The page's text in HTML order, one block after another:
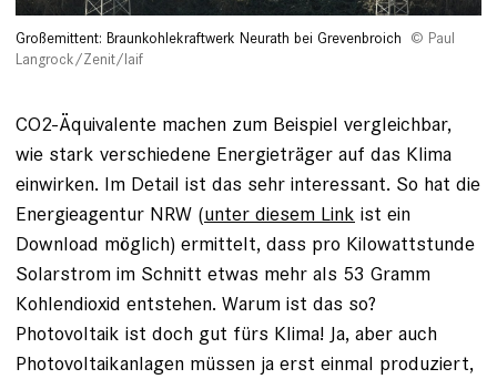
Großemittent: Braunkohlekraftwerk Neurath bei Grevenbroich
Paul
Langrock/Zenit/laif
CO2-Äquivalente machen zum Beispiel vergleichbar,
wie stark verschiedene Energieträger auf das Klima
einwirken. Im Detail ist das sehr interessant. So hat die
Energieagentur NRW (unter diesem Link ist ein
Download möglich) ermittelt, dass pro Kilowattstunde
Solarstrom im Schnitt etwas mehr als 53 Gramm
Kohlendioxid entstehen. Warum ist das so?
Photovoltaik ist doch gut fürs Klima! Ja, aber auch
Photovoltaikanlagen müssen ja erst einmal produziert,